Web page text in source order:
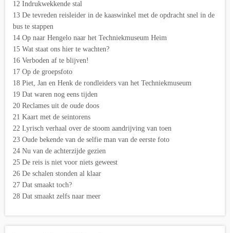
12 Indrukwekkende stal
13 De tevreden reisleider in de kaaswinkel met de opdracht snel in de
bus te stappen
14 Op naar Hengelo naar het Techniekmuseum Heim
15 Wat staat ons hier te wachten?
16 Verboden af te blijven!
17 Op de groepsfoto
18 Piet, Jan en Henk de rondleiders van het Techniekmuseum
19 Dat waren nog eens tijden
20 Reclames uit de oude doos
21 Kaart met de seintorens
22 Lyrisch verhaal over de stoom aandrijving van toen
23 Oude bekende van de selfie man van de eerste foto
24 Nu van de achterzijde gezien
25 De reis is niet voor niets geweest
26 De schalen stonden al klaar
27 Dat smaakt toch?
28 Dat smaakt zelfs naar meer